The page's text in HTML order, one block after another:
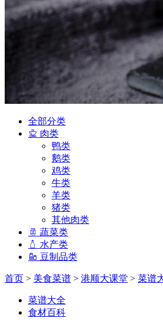
全部分类
肉类
鸭类
鹅类
鸡类
牛类
羊类
猪类
其他肉类
蔬菜类
水产类
豆制品类
首页 > 美食菜谱 > 港顺大课堂 > 菜谱
菜谱大全
食材百科